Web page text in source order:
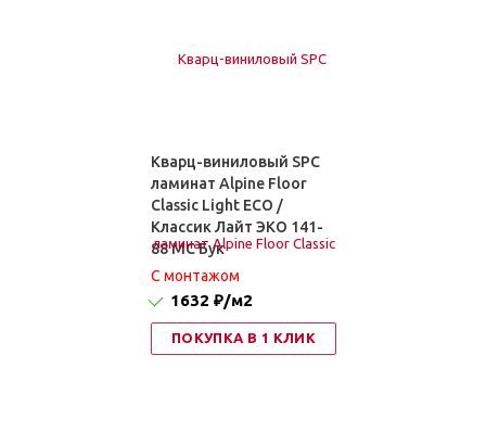
Кварц-виниловый SPC
ламинат Alpine Floor
Classic Light ECO /
Классик Лайт ЭКО 141-
88 MC Бук
C монтажом
1632 ₽/м2
ПОКУПКА В 1 КЛИК